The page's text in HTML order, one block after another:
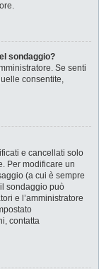
sondaggio?
Se senti
consentite,
e cancellati solo
Per modificare un
(a cui è sempre
sondaggio può
e l’amministratore
contatta